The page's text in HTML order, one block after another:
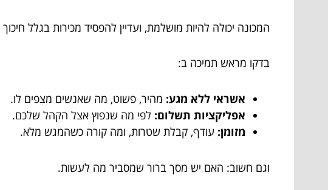
המכונה יכולה להיות מושלמת, ועדיין להפסיד מכירות בגלל
בדקו מראש תמיכה ב:
אשראי ללא מגע: מהיר, פשוט, מה שאנשים מצפים לו.
אפליקציות תשלום: לפי מה שנפוץ אצל הקהל שלכם.
מזומן: עודף, קבלת שטרות, ומה קורה כשהמגש מלא.
וגם חשוב: האם יש מסך ברור שמסביר מה לעשות.